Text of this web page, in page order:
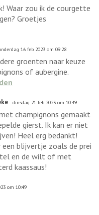
Waar zou ik de courgette
Groetjes
16 feb 2023 om 09:28
groenten naar keuze
of aubergine.
dinsdag 21 feb 2023 om 10:49
champignons gemaakt
gierst. Ik kan er niet
Heel erg bedankt!
een blijvertje zoals de prei
en de wilt of met
kaassaus!
om 10:49